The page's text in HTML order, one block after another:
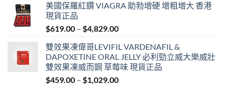
$459.00
$1,329.00
美國保羅紅鑽 VIAGRA 助勃增硬 增粗增大 香港
現貨正品
$619.00 – $4,829.00Price
$619.00
through
$4,829.00
雙效果凍偉哥LEVIFIL VARDENAFIL &
DAPOXETINE ORAL JELLY 必利勁立威大樂威壯
雙效果凍威而鋼 草莓味 現貨正品
$459.00 – $1,029.00Price